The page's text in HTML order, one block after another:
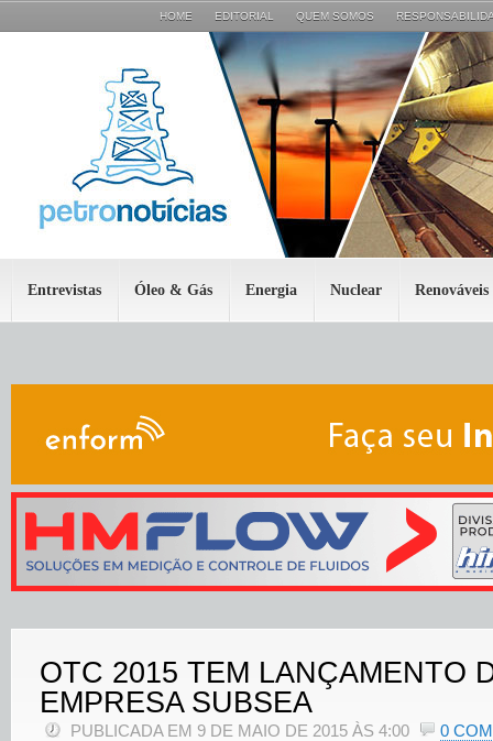
HOME EDITORIAL QUEM SOMOS
Entrevistas Óleo & Gás Energia Nuclear Renováveis
OTC 2015 TEM LANÇAMENTO
EMPRESA SUBSEA
PUBLICADA EM 9 DE MAIO DE 2015 ÀS 4:00 0